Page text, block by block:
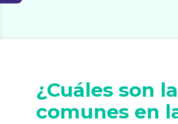
¿Cuáles son
comunes en